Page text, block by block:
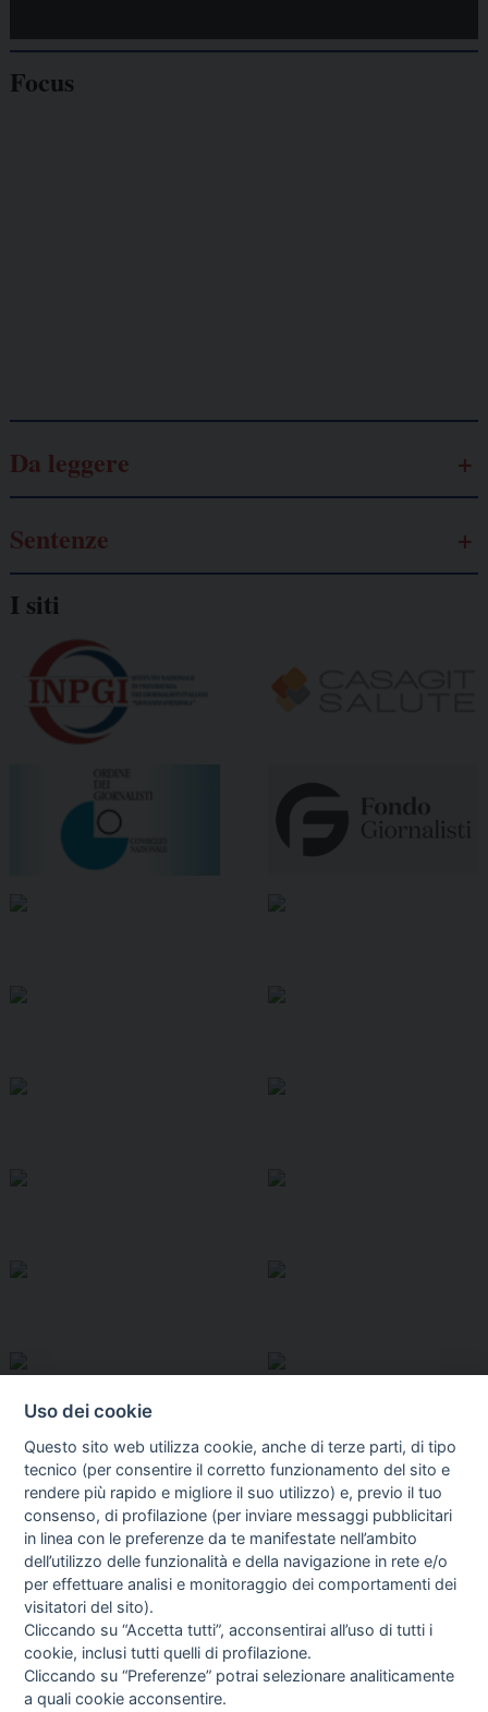
Focus
Da leggere
Sentenze
I siti
I libri Vedi tutti
Uso dei cookie
Questo sito web utilizza cookie, anche di terze parti, di tipo
tecnico (per consentire il corretto funzionamento del sito e
rendere più rapido e migliore il suo utilizzo) e, previo il tuo
consenso, di profilazione (per inviare messaggi pubblicitari
in linea con le preferenze da te manifestate nell’ambito
dell’utilizzo delle funzionalità e della navigazione in rete e/o
per effettuare analisi e monitoraggio dei comportamenti dei
visitatori del sito).
Cliccando su “Accetta tutti”, acconsentirai all’uso di tutti i
cookie, inclusi tutti quelli di profilazione.
Cliccando su “Preferenze” potrai selezionare analiticamente
a quali cookie acconsentire.